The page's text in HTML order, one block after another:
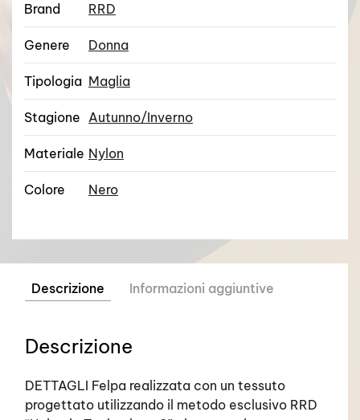
Brand RRD
Genere Donna
Tipologia Maglia
Stagione Autunno/Inverno
Materiale Nylon
Colore Nero
Descrizione Informazioni aggiuntive
Descrizione
DETTAGLI Felpa realizzata con un tessuto
progettato utilizzando il metodo esclusivo RRD